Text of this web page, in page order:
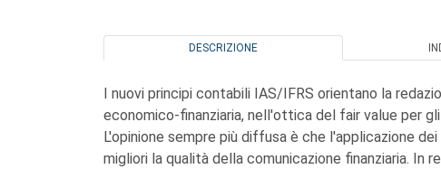
DESCRIZIONE
I nuovi principi contabili IAS/IFRS orientano la
economico-finanziaria, nell'ottica del fair value per
L'opinione sempre più diffusa è che l'applicazione
migliori la qualità della comunicazione finanziaria. In